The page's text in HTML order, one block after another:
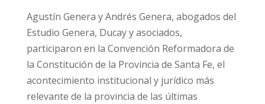
Agustín Genera y Andrés Genera, abogados del
Estudio Genera, Ducay y asociados,
participaron en la Convención Reformadora de
la Constitución de la Provincia de Santa Fe, el
acontecimiento institucional y jurídico más
relevante de la provincia de las últimas